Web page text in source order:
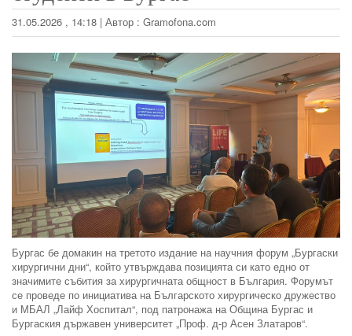
31.05.2026 , 14:18 | Автор : Gramofona.com
Бургас бе домакин на третото издание на научния форум „Бургаски
хирургични дни“, който утвърждава позицията си като едно от
значимите събития за хирургичната общност в България. Форумът
се проведе по инициатива на Българското хирургическо дружество
и МБАЛ „Лайф Хоспитал“, под патронажа на Община Бургас и
Бургаския държавен университет „Проф. д-р Асен Златаров“.